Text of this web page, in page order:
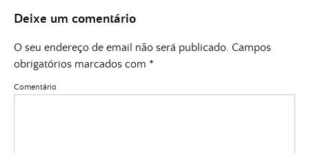
Deixe um comentário
O seu endereço de email não será publicado. Campos
obrigatórios marcados com *
Comentário